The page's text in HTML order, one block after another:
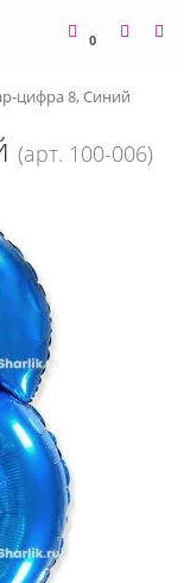
0
цифра 8, Синий
(арт. 100-006)